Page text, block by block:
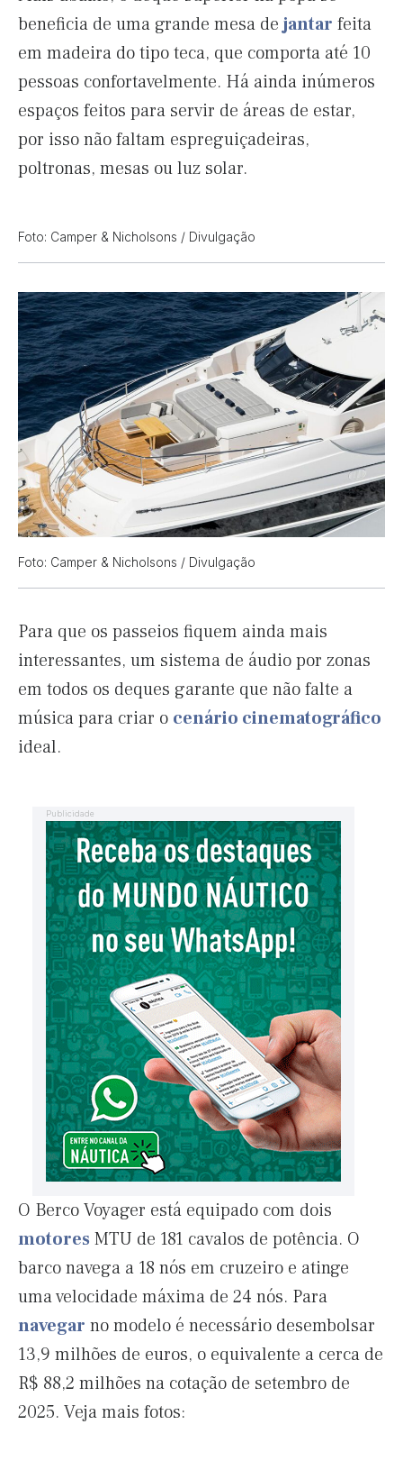
beneficia de uma grande mesa de jantar feita
em madeira do tipo teca, que comporta até 10
pessoas confortavelmente. Há ainda inúmeros
espaços feitos para servir de áreas de estar,
por isso não faltam espreguiçadeiras,
poltronas, mesas ou luz solar.
Foto: Camper & Nicholsons / Divulgação
Foto: Camper & Nicholsons / Divulgação
Para que os passeios fiquem ainda mais
interessantes, um sistema de áudio por zonas
em todos os deques garante que não falte a
música para criar o cenário cinematográfico
ideal.
Publicidade
O Berco Voyager está equipado com dois
motores MTU de 181 cavalos de potência. O
barco navega a 18 nós em cruzeiro e atinge
uma velocidade máxima de 24 nós. Para
navegar no modelo é necessário desembolsar
13,9 milhões de euros, o equivalente a cerca de
R$ 88,2 milhões na cotação de setembro de
2025. Veja mais fotos: